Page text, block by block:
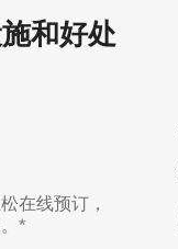
和好处
在线预订，
*